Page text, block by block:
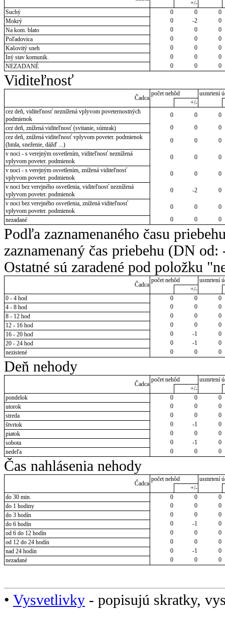
+/-
Suchý
0 0
0
Mokrý
0 -2
0
Na kom. blato
0 0
0
Poľadovica
0 0
0
Kašovitý sneh
0 0
0
Iný stav komunik.
0 0
0
NEZADANÉ
0 0 0
Viditeľnosť
Čadca
počet nehôd
usmrtení
+/-
cez deň, viditeľnosť neznížená vplyvom poveternostných
podmienok
0 0
0
cez deň, znížená viditeľnosť (svitanie, súmrak)
0 0
0
cez deň, znížená viditeľnosť vplyvom poveter. podmienok
(hmla, sneženie, dážď ...)
0 0
0
v noci - s verejným osvetlením, viditeľnosť neznížená
vplyvom poveter. podmienok
0 0
0
v noci - s verejným osvetlením, znížená viditeľnosť
vplyvom poveter. podmienok
0 0
0
v noci bez verejného osvetlenia, viditeľnosť neznížená
vplyvom poveter. podmienok
0 -2
0
v noci bez verejného osvetlenia, znížená viditeľnosť
vplyvom poveter. podmienok
0 0
0
nezadané
0 0 0
Podľa zaznamenaného času
zaznamenaný čas priebehu (DN
Ostatné sú zaradené pod položku
Čadca
počet nehôd
usmrtení
+/-
0 - 4 hod
0 0
0
4 - 8 hod
0 0
0
8 - 12 hod
0 0
0
12 - 16 hod
0 0
0
16 - 20 hod
0 -1
0
20 - 24 hod
0 -1
0
nezistené
0 0 0
Deň nehody
Čadca
počet nehôd
usmrtení
+/-
pondelok
0 0
0
utorok
0 0
0
streda
0 0
0
štvrtok
0 -1
0
piatok
0 0
0
sobota
0 -1
0
nedeľa
0 0 0
Čas nahlásenia nehody
Čadca
počet nehôd
usmrtení
+/-
do 30 min.
0 0
0
do 1 hodiny
0 0
0
do 3 hodín
0 0
0
do 6 hodín
0 -1
0
od 6 do 12 hodín
0 0
0
od 12 do 24 hodín
0 0
0
nad 24 hodín
0 -1
0
nezadané
0 0 0
• Vysvetlivky - popisujú skratky,